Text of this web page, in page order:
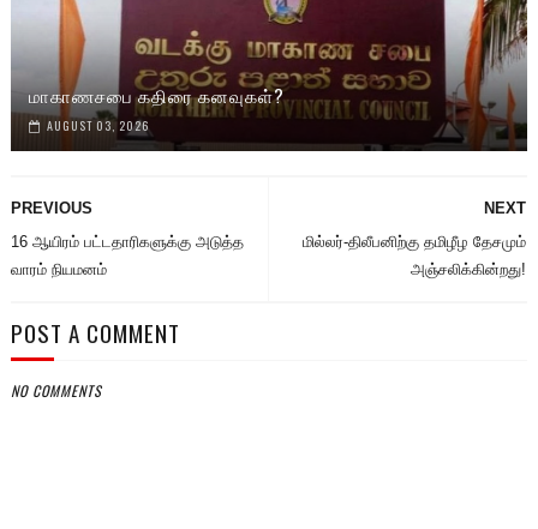
மாகாணசபை கதிரை கனவுகள்?
AUGUST 03, 2026
NEXT
மில்லர்-திலீபனிற்கு தமிழீழ தேசமும்
அஞ்சலிக்கின்றது!
PREVIOUS
16 ஆயிரம் பட்டதாரிகளுக்கு அடுத்த
வாரம் நியமனம்
POST A COMMENT
NO COMMENTS